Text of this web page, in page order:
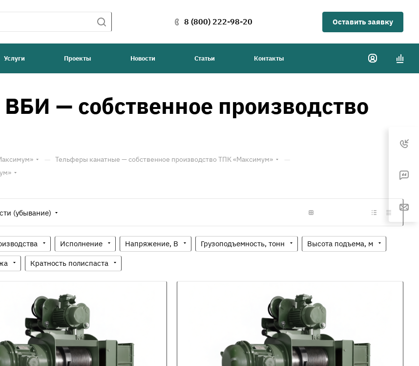
8 (800) 222-98-20 Оставить заявку
Услуги Проекты Новости Статьи Контакты
— собственное производство
— Тельферы канатные — собственное производство ТПК «Максимум» —
(убывание)
Исполнение Напряжение, В Грузоподъемность, тонн Высота подъема, м
Кратность полиспаста